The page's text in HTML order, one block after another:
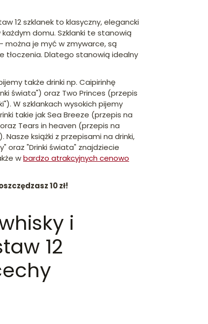
12 szklanek to klasyczny, elegancki
domu. Szklanki te stanowią
je myć w zmywarce, są
tłoczenia. Dlatego stanowią idealny
także drinki np. Caipirinhę
świata") oraz Two Princes (przepis
W szklankach wysokich pijemy
takie jak Sea Breeze (przepis na
Tears in heaven (przepis na
Nasze książki z przepisami na drinki,
oraz "Drinki świata" znajdziecie
wbardzo atrakcyjnych cenowo
10 zł!
i
12